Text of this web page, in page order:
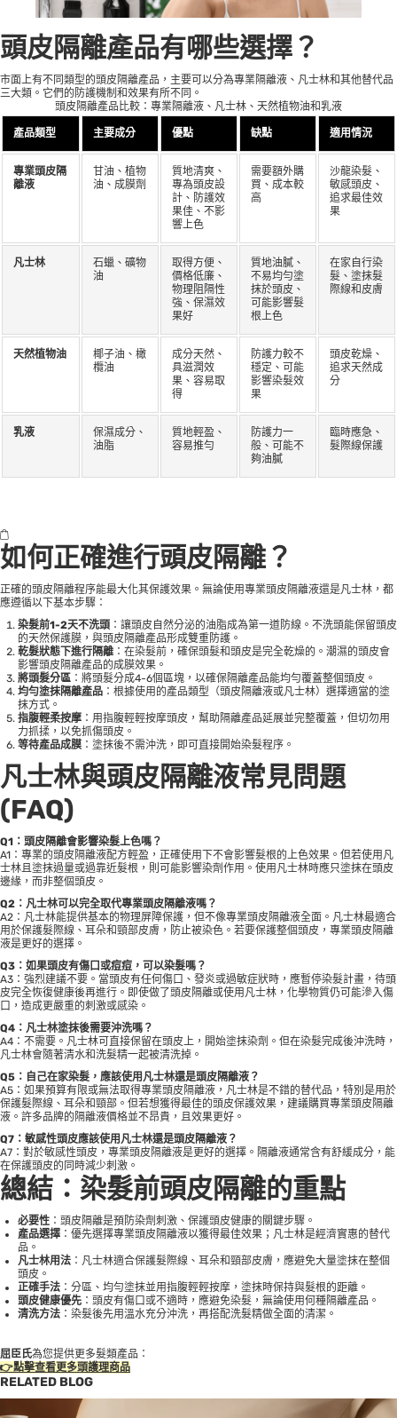
頭皮隔離產品有哪些選擇？
市面上有不同類型的頭皮隔離產品，主要可以分為專業隔離液、凡士林和其他替代品
三大類。它們的防護機制和效果有所不同。
頭皮隔離產品比較：專業隔離液、凡士林、天然植物油和乳液
產品類型 主要成分 優點 缺點 適用情況
專業頭皮隔
離液
甘油、植物
油、成膜劑
質地清爽、
專為頭皮設
計、防護效
果佳、不影
響上色
需要額外購
買、成本較
高
沙龍染髮、
敏感頭皮、
追求最佳效
果
凡士林
石蠟、礦物
油
取得方便、
價格低廉、
物理阻隔性
強、保濕效
果好
質地油膩、
不易均勻塗
抹於頭皮、
可能影響髮
根上色
在家自行染
髮、塗抹髮
際線和皮膚
天然植物油
椰子油、橄
欖油
成分天然、
具滋潤效
果、容易取
得
防護力較不
穩定、可能
影響染髮效
果
頭皮乾燥、
追求天然成
分
乳液
保濕成分、
油脂
質地輕盈、
容易推勻
防護力一
般、可能不
夠油膩
臨時應急、
髮際線保護
如何正確進行頭皮隔離？
正確的頭皮隔離程序能最大化其保護效果。無論使用專業頭皮隔離液還是凡士林，都
應遵循以下基本步驟：
染髮前1-2天不洗頭 ：讓頭皮自然分泌的油脂成為第一道防線。不洗頭能保留頭皮
的天然保護膜，與頭皮隔離產品形成雙重防護。
乾髮狀態下進行隔離 ：在染髮前，確保頭髮和頭皮是完全乾燥的。潮濕的頭皮會
影響頭皮隔離產品的成膜效果。
將頭髮分區 ：將頭髮分成4-6個區塊，以確保隔離產品能均勻覆蓋整個頭皮。
均勻塗抹隔離產品 ：根據使用的產品類型（頭皮隔離液或凡士林）選擇適當的塗
抹方式。
指腹輕柔按摩 ：用指腹輕輕按摩頭皮，幫助隔離產品延展並完整覆蓋，但切勿用
力抓揉，以免抓傷頭皮。
等待產品成膜 ：塗抹後不需沖洗，即可直接開始染髮程序。
凡士林與頭皮隔離液常見問題
(FAQ)
Q1：頭皮隔離會影響染髮上色嗎？
A1：專業的頭皮隔離液配方輕盈，正確使用下不會影響髮根的上色效果。但若使用凡
士林且塗抹過量或過靠近髮根，則可能影響染劑作用。使用凡士林時應只塗抹在頭皮
邊緣，而非整個頭皮。
Q2：凡士林可以完全取代專業頭皮隔離液嗎？
A2：凡士林能提供基本的物理屏障保護，但不像專業頭皮隔離液全面。凡士林最適合
用於保護髮際線、耳朵和頸部皮膚，防止被染色。若要保護整個頭皮，專業頭皮隔離
液是更好的選擇。
Q3：如果頭皮有傷口或痘痘，可以染髮嗎？
A3：強烈建議不要。當頭皮有任何傷口、發炎或過敏症狀時，應暫停染髮計畫，待頭
皮完全恢復健康後再進行。即使做了頭皮隔離或使用凡士林，化學物質仍可能滲入傷
口，造成更嚴重的刺激或感染。
Q4：凡士林塗抹後需要沖洗嗎？
A4：不需要。凡士林可直接保留在頭皮上，開始塗抹染劑。但在染髮完成後沖洗時，
凡士林會隨著清水和洗髮精一起被清洗掉。
Q5：自己在家染髮，應該使用凡士林還是頭皮隔離液？
A5：如果預算有限或無法取得專業頭皮隔離液，凡士林是不錯的替代品，特別是用於
保護髮際線、耳朵和頸部。但若想獲得最佳的頭皮保護效果，建議購買專業頭皮隔離
液。許多品牌的隔離液價格並不昂貴，且效果更好。
Q7：敏感性頭皮應該使用凡士林還是頭皮隔離液？
A7：對於敏感性頭皮，專業頭皮隔離液是更好的選擇。隔離液通常含有舒緩成分，能
在保護頭皮的同時減少刺激。
總結：染髮前頭皮隔離的重點
必要性 ：頭皮隔離是預防染劑刺激、保護頭皮健康的關鍵步驟。
產品選擇 ：優先選擇專業頭皮隔離液以獲得最佳效果；凡士林是經濟實惠的替代
品。
凡士林用法 ：凡士林適合保護髮際線、耳朵和頸部皮膚，應避免大量塗抹在整個
頭皮。
正確手法 ：分區、均勻塗抹並用指腹輕輕按摩，塗抹時保持與髮根的距離。
頭皮健康優先 ：頭皮有傷口或不適時，應避免染髮，無論使用何種隔離產品。
清洗方法 ：染髮後先用溫水充分沖洗，再搭配洗髮精做全面的清潔。
屈臣氏為您提供更多髮類產品：
👉點擊查看更多頭護理商品
RELATED BLOG